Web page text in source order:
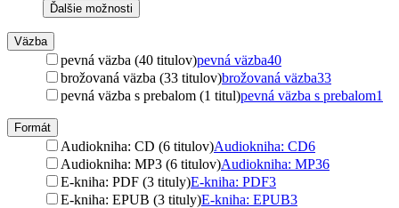
Ďalšie možnosti
Väzba
pevná väzba (40 titulov)pevná väzba40
brožovaná väzba (33 titulov)brožovaná väzba33
pevná väzba s prebalom (1 titul)pevná väzba s prebalom1
Formát
Audiokniha: CD (6 titulov)Audiokniha: CD6
Audiokniha: MP3 (6 titulov)Audiokniha: MP36
E-kniha: PDF (3 tituly)E-kniha: PDF3
E-kniha: EPUB (3 tituly)E-kniha: EPUB3